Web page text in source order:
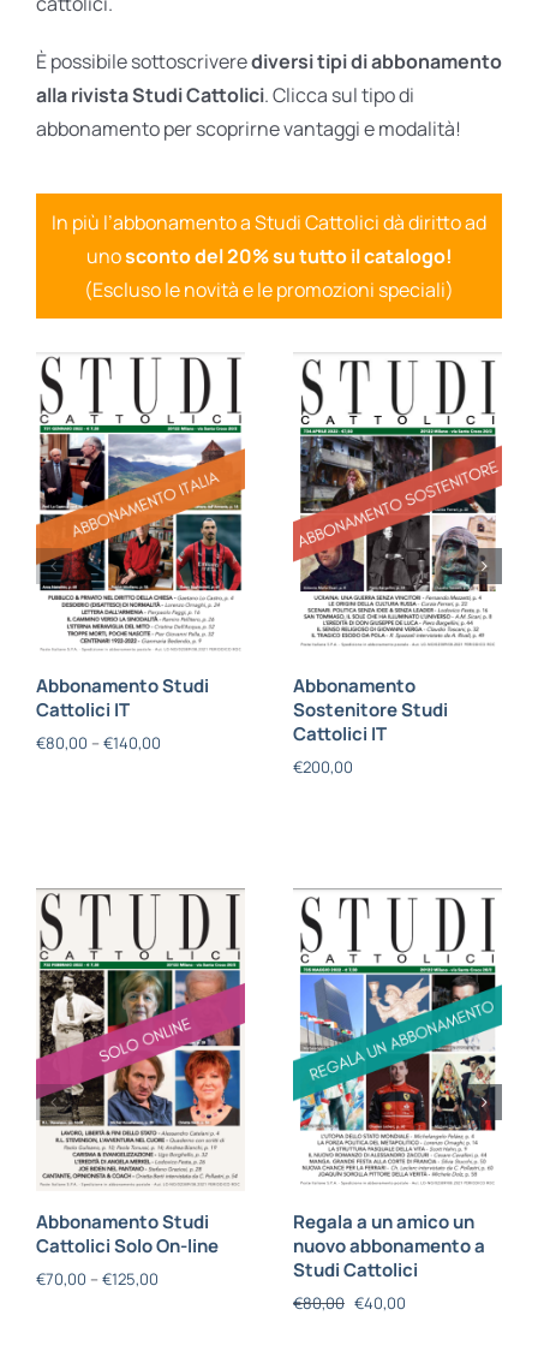
È possibile sottoscriverediversi tipi di abbonamento
alla rivista Studi Cattolici. Clicca sul tipo di
abbonamento per scoprirne vantaggi e modalità!
In più l’abbonamento a Studi Cattolici dà diritto ad
unosconto del 20% su tutto il catalogo!
(Escluso le novità e le promozioni speciali)
Abbonamento Studi
Cattolici IT
€80,00 – €140,00
Abbonamento
Sostenitore Studi
Cattolici IT
€200,00
Abbonamento Studi
Cattolici Solo On-line
€70,00 – €125,00
Regala a un amico un
nuovo abbonamento a
Studi Cattolici
€80,00 €40,00